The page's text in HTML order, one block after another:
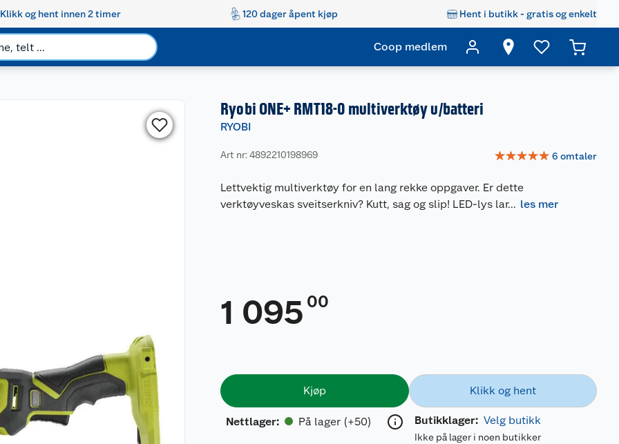
Klikk og hent innen 2 timer 120 dager åpent kjøp Hent i butikk - gratis og enkelt
Coop medlem
Ryobi ONE+ RMT18-0 multiverktøy u/batteri
RYOBI
Art nr: 4892210198969 ☆☆☆☆☆ 6 omtaler
Lettvektig multiverktøy for en lang rekke oppgaver. Er dette
verktøyveskas sveitserkniv? Kutt, sag og slip! LED-lys lar... les mer
1 095 00
Kjøp
Nettlager: På lager (+50)
Klikk og hent
Butikklager: Velg butikk
Ikke på lager i noen butikker